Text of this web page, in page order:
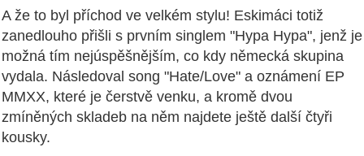
A že to byl příchod ve velkém stylu! Eskimáci totiž
zanedlouho přišli s prvním singlem "Hypa Hypa", jenž je
možná tím nejúspěšnějším, co kdy německá skupina
vydala. Následoval song "Hate/Love" a oznámení EP
MMXX, které je čerstvě venku, a kromě dvou
zmíněných skladeb na něm najdete ještě další čtyři
kousky.